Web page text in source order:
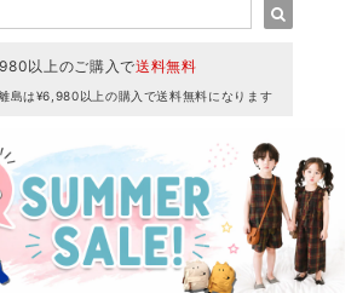
以上のご購入で送料無料
島は¥6,980以上の購入で送料無料になります